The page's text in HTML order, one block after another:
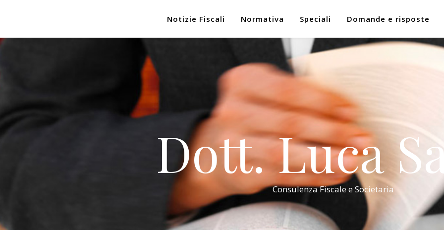
Notizie Fiscali Normativa Speciali Domande e risposte
Dott. Luca
Consulenza Fiscale e Societaria